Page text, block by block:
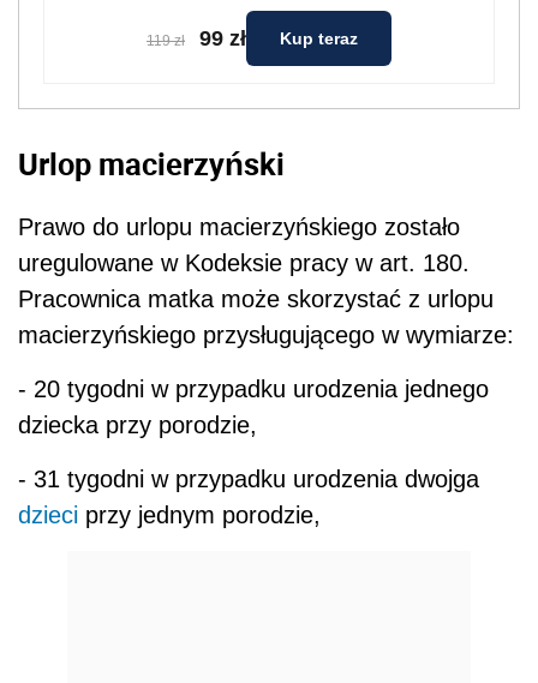
119 zł 99 zł Kup teraz
Urlop macierzyński
Prawo do urlopu macierzyńskiego zostało
uregulowane w Kodeksie pracy w art. 180.
Pracownica matka może skorzystać z urlopu
macierzyńskiego przysługującego w wymiarze:
- 20 tygodni w przypadku urodzenia jednego
dziecka przy porodzie,
- 31 tygodni w przypadku urodzenia dwojga
dzieci przy jednym porodzie,